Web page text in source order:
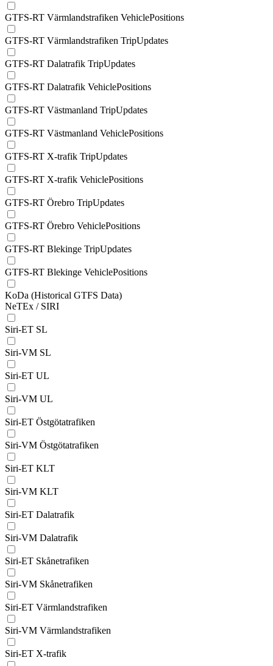
GTFS-RT Värmlandstrafiken VehiclePositions
GTFS-RT Värmlandstrafiken TripUpdates
GTFS-RT Dalatrafik TripUpdates
GTFS-RT Dalatrafik VehiclePositions
GTFS-RT Västmanland TripUpdates
GTFS-RT Västmanland VehiclePositions
GTFS-RT X-trafik TripUpdates
GTFS-RT X-trafik VehiclePositions
GTFS-RT Örebro TripUpdates
GTFS-RT Örebro VehiclePositions
GTFS-RT Blekinge TripUpdates
GTFS-RT Blekinge VehiclePositions
KoDa (Historical GTFS Data)
NeTEx / SIRI
Siri-ET SL
Siri-VM SL
Siri-ET UL
Siri-VM UL
Siri-ET Östgötatrafiken
Siri-VM Östgötatrafiken
Siri-ET KLT
Siri-VM KLT
Siri-ET Dalatrafik
Siri-VM Dalatrafik
Siri-ET Skånetrafiken
Siri-VM Skånetrafiken
Siri-ET Värmlandstrafiken
Siri-VM Värmlandstrafiken
Siri-ET X-trafik